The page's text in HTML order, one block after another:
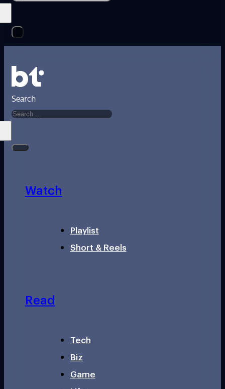
Search
Watch
Playlist
Short & Reels
Read
Tech
Biz
Game